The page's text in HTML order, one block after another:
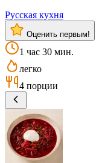
Русская кухня
Оценить первым!
1 час 30 мин.
легко
4 порции